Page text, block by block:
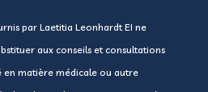
par Laetitia Leonhardt EI ne
aux conseils et consultations
en matière médicale ou autre